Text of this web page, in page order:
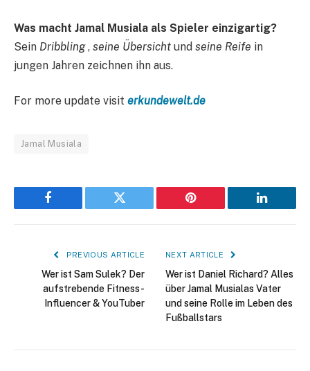
Was macht Jamal Musiala als Spieler einzigartig?
Sein Dribbling, seine Übersicht und seine Reife in
jungen Jahren zeichnen ihn aus.
For more update visit erkundewelt.de
Jamal Musiala
Facebook Twitter Pinterest LinkedIn
PREVIOUS ARTICLE
Wer ist Sam Sulek? Der
aufstrebende Fitness-
Influencer & YouTuber
NEXT ARTICLE
Wer ist Daniel Richard? Alles
über Jamal Musialas Vater
und seine Rolle im Leben des
Fußballstars